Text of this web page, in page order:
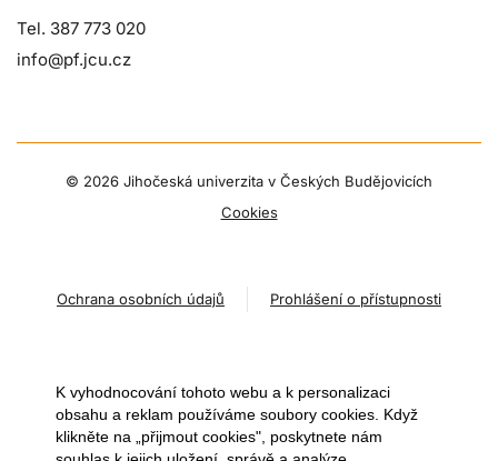
Tel. 387 773 020
info@pf.jcu.cz
© 2026 Jihočeská univerzita v Českých Budějovicích
Cookies
Ochrana osobních údajů Prohlášení o přístupnosti
K vyhodnocování tohoto webu a k personalizaci
obsahu a reklam používáme soubory cookies. Když
klikněte na „přijmout cookies", poskytnete nám